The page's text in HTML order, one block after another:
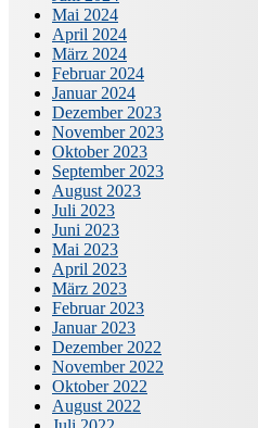
Mai 2024
April 2024
März 2024
Februar 2024
Januar 2024
Dezember 2023
November 2023
Oktober 2023
September 2023
August 2023
Juli 2023
Juni 2023
Mai 2023
April 2023
März 2023
Februar 2023
Januar 2023
Dezember 2022
November 2022
Oktober 2022
August 2022